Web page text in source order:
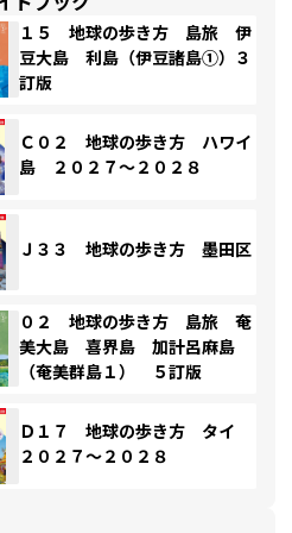
１５ 地球の歩き方 島旅 伊
豆大島 利島（伊豆諸島①）３
訂版
Ｃ０２ 地球の歩き方 ハワイ
島 ２０２７～２０２８
Ｊ３３ 地球の歩き方 墨田区
０２ 地球の歩き方 島旅 奄
美大島 喜界島 加計呂麻島
（奄美群島１） ５訂版
Ｄ１７ 地球の歩き方 タイ
２０２７～２０２８